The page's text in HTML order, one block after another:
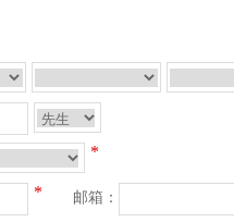
*
* 邮箱：